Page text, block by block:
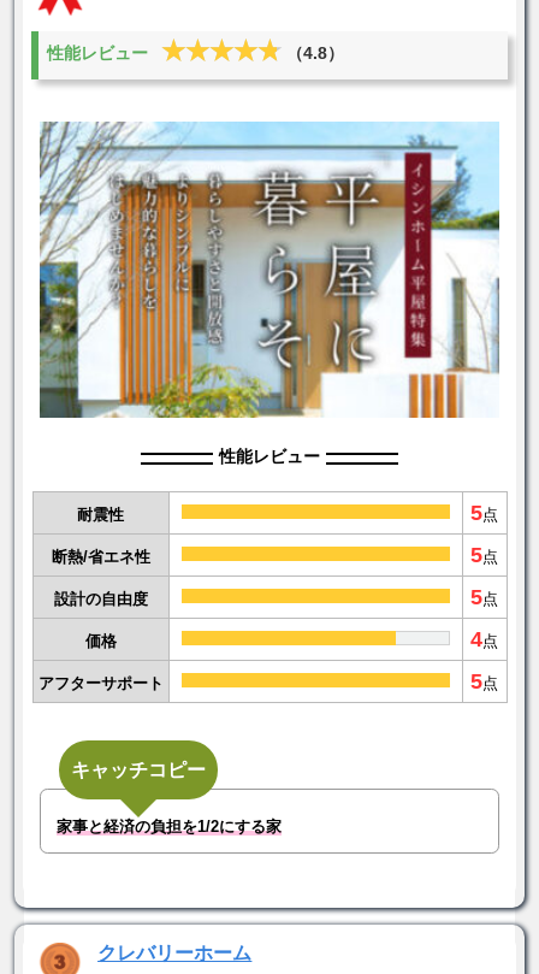
性能レビュー ★★★★★
★★★★★ （4.8）
性能レビュー
耐震性 5点
断熱/省エネ性 5点
設計の自由度 5点
価格 4点
アフターサポート 5点
キャッチコピー
家事と経済の負担を1/2にする家
クレバリーホーム